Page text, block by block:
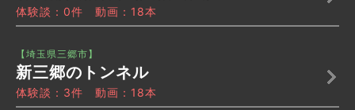
体験談：0件 動画：18本
【埼玉県三郷市】
新三郷のトンネル
体験談：3件 動画：18本